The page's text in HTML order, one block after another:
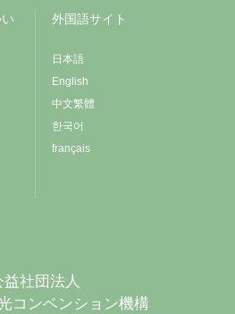
外国語サイト
日本語
English
中文繁體
한국어
français
益社団法人
コンベンション機構